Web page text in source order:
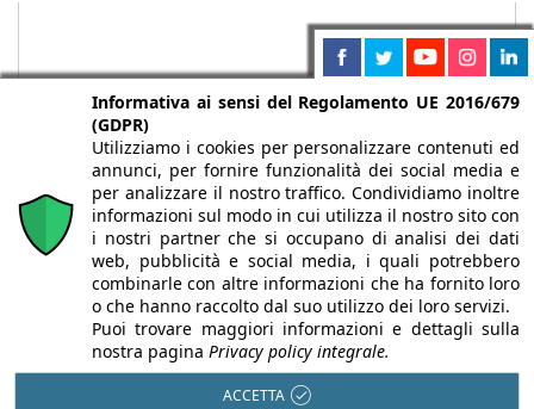
Chi siamo Autori Per la tua pubblicità
Iscriviti alla
newsletter
Informativa ai sensi del Regolamento UE 2016/679
(GDPR)
Utilizziamo i cookies per personalizzare contenuti ed
annunci, per fornire funzionalità dei social media e
per analizzare il nostro traffico. Condividiamo inoltre
informazioni sul modo in cui utilizza il nostro sito con
i nostri partner che si occupano di analisi dei dati
web, pubblicità e social media, i quali potrebbero
combinarle con altre informazioni che ha fornito loro
o che hanno raccolto dal suo utilizzo dei loro servizi.
Puoi trovare maggiori informazioni e dettagli sulla
nostra pagina Privacy policy integrale.
ACCETTA